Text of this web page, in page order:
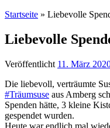
Startseite » Liebevolle
Liebevolle
Veröffentlicht 11. März
Die liebevoll, verträumte
#Träumsuse aus Amberg
Spenden hätte, 3 kleine
gespendet wurden.
Heute war endlich mal